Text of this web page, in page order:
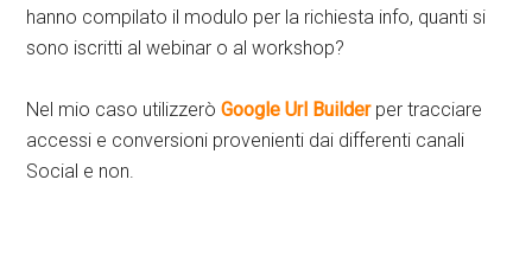
hanno compilato il modulo per la richiesta info, quanti si
sono iscritti al webinar o al workshop?
Nel mio caso utilizzeròGoogle Url Builderper tracciare
accessi e conversioni provenienti dai differenti canali
Social e non.